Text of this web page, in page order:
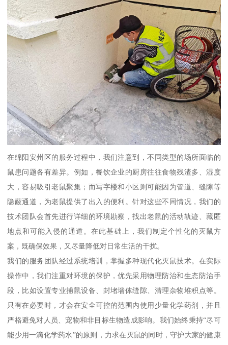
在绵阳安州区的服务过程中，我们注意到，不同类型的场所面临的
鼠患问题各有差异。例如，餐饮企业的厨房往往食物残渣多、湿度
大，容易吸引老鼠聚集；而写字楼和小区则可能因为管道、缝隙等
隐蔽通道，为老鼠提供了出入的便利。针对这些不同情况，我们的
技术团队会首先进行详细的环境勘察，找出老鼠的活动轨迹、藏匿
地点和可能入侵的通道。在此基础上，我们制定个性化的灭鼠方
案，既确保效果，又尽量降低对日常生活的干扰。
我们的服务团队经过系统培训，掌握多种现代化灭鼠技术。在实际
操作中，我们注重对环境的保护，优先采用物理防治和生态防治手
段，比如设置专业捕鼠设备、封堵墙体缝隙、清理杂物堆积点等。
只有在必要时，才会在安全可控的范围内使用少量化学药剂，并且
严格避免对人员、宠物和非目标生物造成影响。我们始终秉持“尽可
能少用一滴化学药水”的原则，力求在灭鼠的同时，守护大家的健康